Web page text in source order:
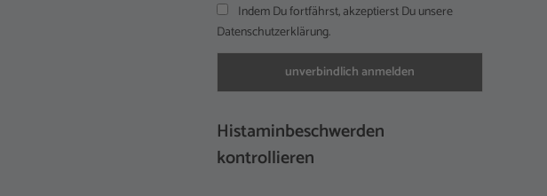
Indem Du fortfährst, akzeptierst Du unsere
Datenschutzerklärung.
Histaminbeschwerden
kontrollieren